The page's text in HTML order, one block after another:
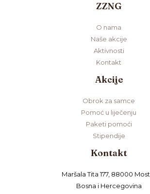
ZZNG
O nama
Naše akcije
Aktivnosti
Kontakt
Akcije
Obrok za samce
Pomoć u liječenju
Paketi pomoći
Stipendije
Kontakt
Maršala Tita 177, 88000
Bosna i Hercegovina